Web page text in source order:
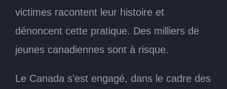
victimes racontent leur histoire et
dénoncent cette pratique. Des milliers de
jeunes canadiennes sont à risque.
Le Canada s’est engagé, dans le cadre des